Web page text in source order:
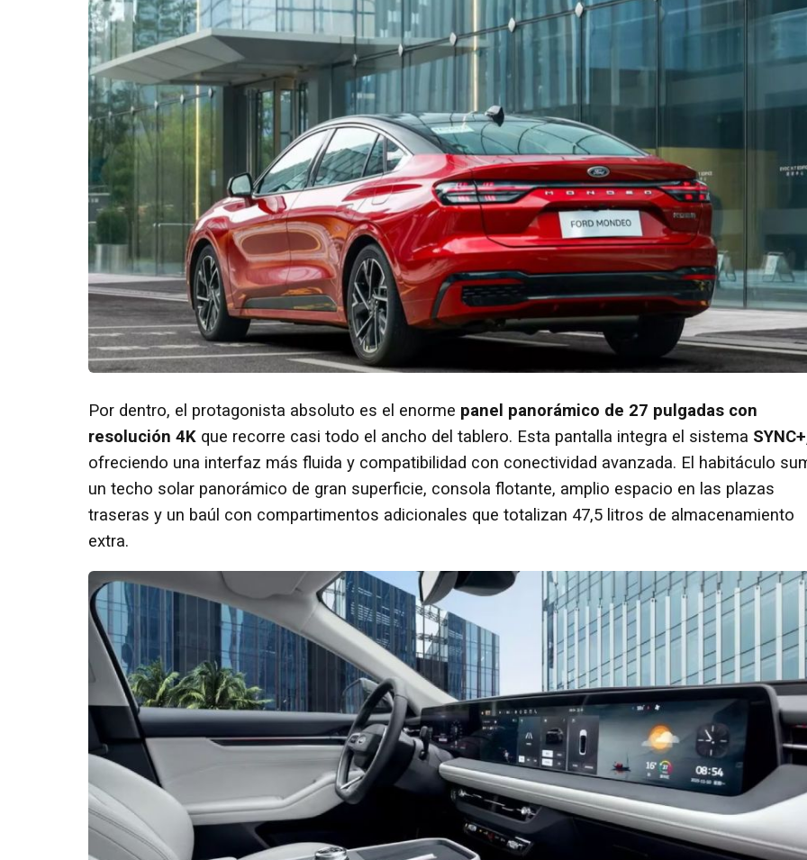
Por dentro, el protagonista absoluto es el enorme panel panorámico de 27 pulgadas con
resolución 4K que recorre casi todo el ancho del tablero. Esta pantalla integra el sistema
ofreciendo una interfaz más fluida y compatibilidad con conectividad avanzada. El habitáculo
un techo solar panorámico de gran superficie, consola flotante, amplio espacio en las plazas
traseras y un baúl con compartimentos adicionales que totalizan 47,5 litros de almacenamiento
extra.